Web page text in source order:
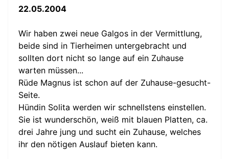
22.05.2004
Wir haben zwei neue Galgos in der Vermittlung,
beide sind in Tierheimen untergebracht und
sollten dort nicht so lange auf ein Zuhause
warten müssen...
Rüde Magnus ist schon auf der Zuhause-gesucht-
Seite.
Hündin Solita werden wir schnellstens einstellen.
Sie ist wunderschön, weiß mit blauen Platten, ca.
drei Jahre jung und sucht ein Zuhause, welches
ihr den nötigen Auslauf bieten kann.